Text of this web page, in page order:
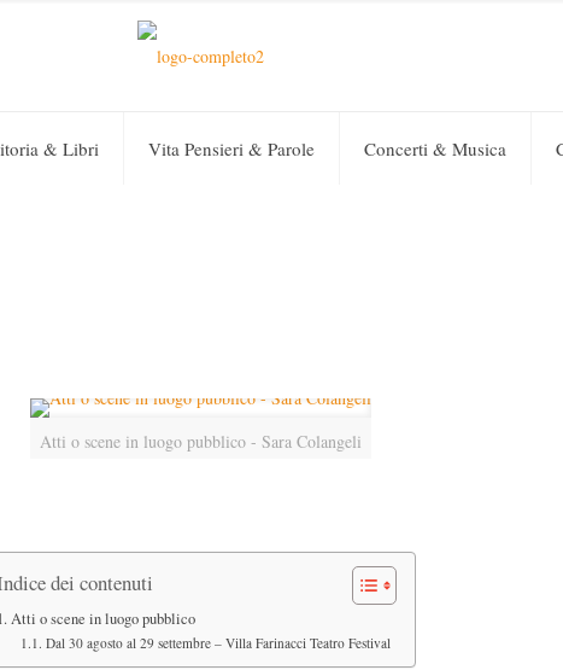
& Libri Vita Pensieri & Parole Concerti & Musica
Atti o scene in luogo pubblico - Sara Colangeli
dei contenuti
Atti o scene in luogo pubblico
Dal 30 agosto al 29 settembre – Villa Farinacci Teatro Festival